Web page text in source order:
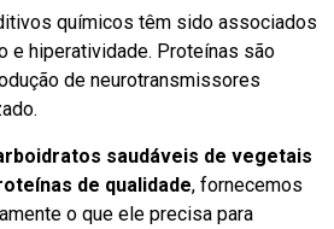
químicos têm sido associados
e hiperatividade. Proteínas são
de neurotransmissores
saudáveis de vegetais
de qualidade, fornecemos
o que ele precisa para